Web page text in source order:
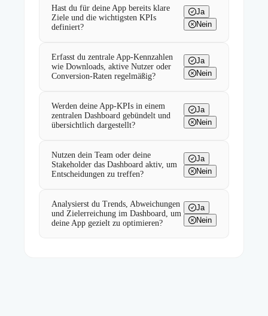
Hast du für deine App bereits klare
Ziele und die wichtigsten KPIs
definiert?
Ja
Nein
Erfasst du zentrale App-Kennzahlen
wie Downloads, aktive Nutzer oder
Conversion-Raten regelmäßig?
Ja
Nein
Werden deine App-KPIs in einem
zentralen Dashboard gebündelt und
übersichtlich dargestellt?
Ja
Nein
Nutzen dein Team oder deine
Stakeholder das Dashboard aktiv, um
Entscheidungen zu treffen?
Ja
Nein
Analysierst du Trends, Abweichungen
und Zielerreichung im Dashboard, um
deine App gezielt zu optimieren?
Ja
Nein